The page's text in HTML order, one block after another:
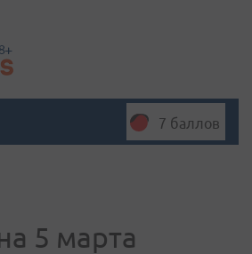
7 баллов
5 марта